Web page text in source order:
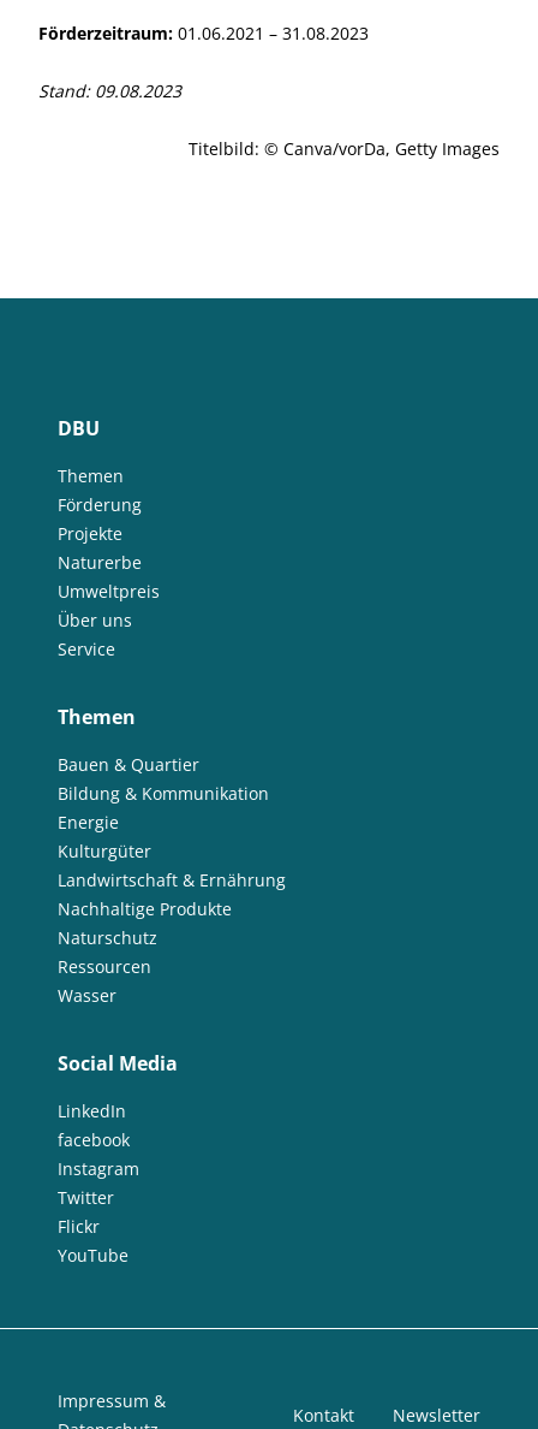
Förderzeitraum: 01.06.2021 – 31.08.2023
Stand: 09.08.2023
Titelbild: © Canva/vorDa, Getty Images
DBU
Themen
Förderung
Projekte
Naturerbe
Umweltpreis
Über uns
Service
Themen
Bauen & Quartier
Bildung & Kommunikation
Energie
Kulturgüter
Landwirtschaft & Ernährung
Nachhaltige Produkte
Naturschutz
Ressourcen
Wasser
Social Media
LinkedIn
facebook
Instagram
Twitter
Flickr
YouTube
Impressum &
Kontakt Newsletter